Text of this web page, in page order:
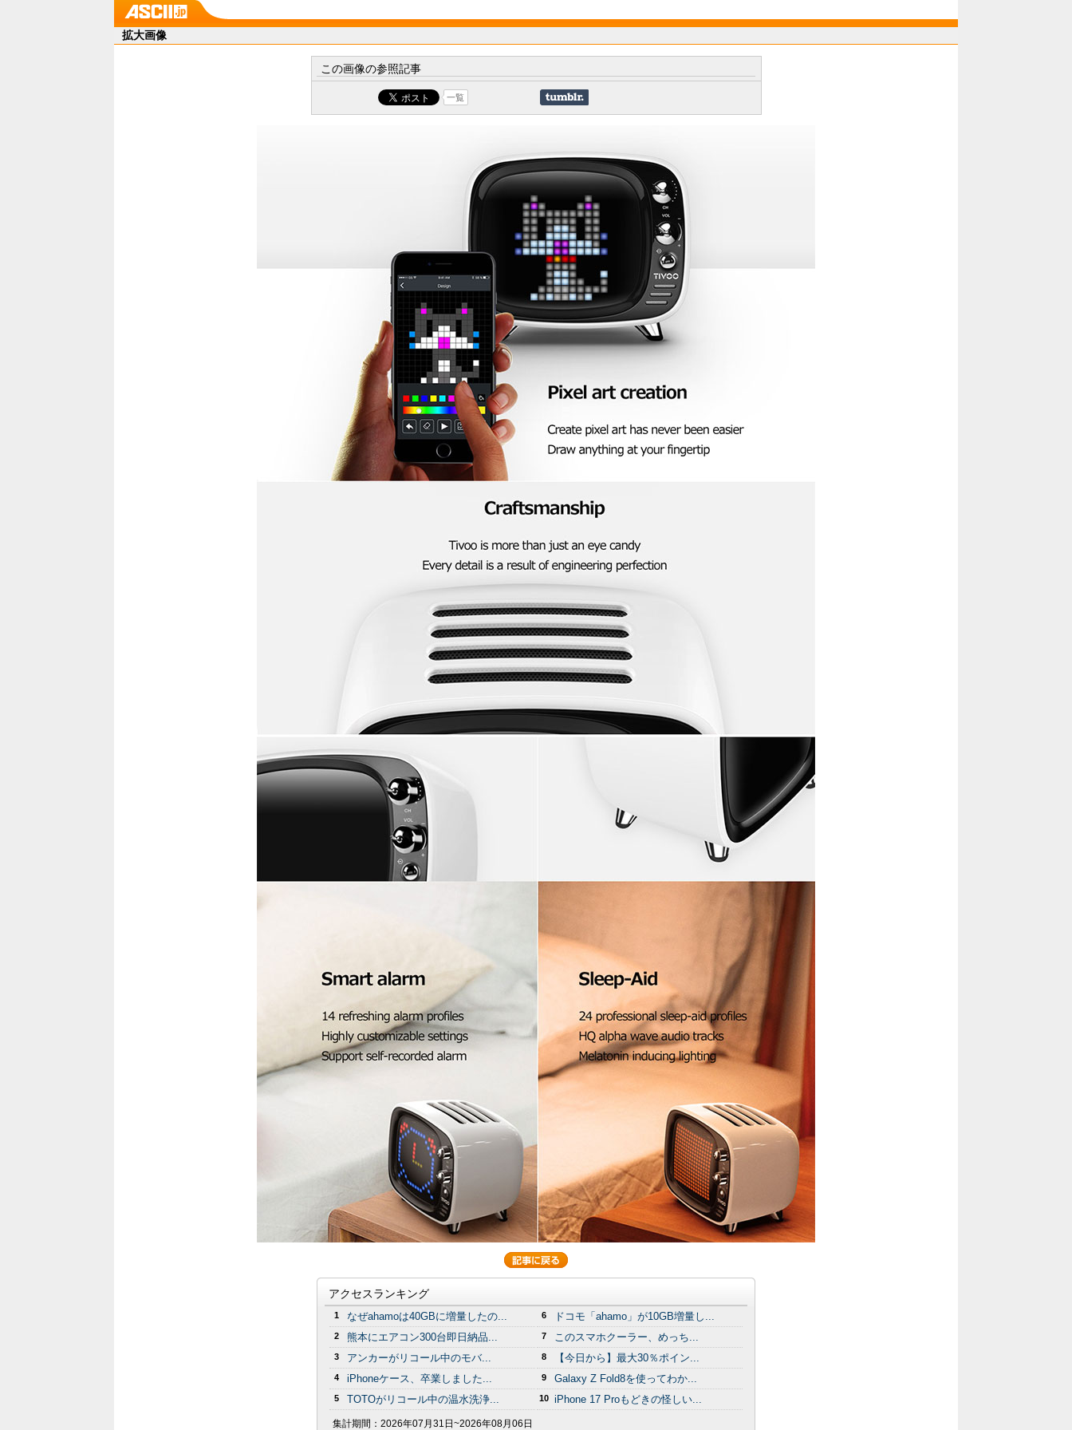
拡大画像
この画像の参照記事
一覧
アクセスランキング
1 なぜahamoは40GBに増量したの...
2 熊本にエアコン300台即日納品...
3 アンカーがリコール中のモバ...
4 iPhoneケース、卒業しました...
5 TOTOがリコール中の温水洗浄...
6 ドコモ「ahamo」が10GB増量し...
7 このスマホクーラー、めっち...
8 【今日から】最大30％ポイン...
9 Galaxy Z Fold8を使ってわか...
10 iPhone 17 Proもどきの怪しい...
集計期間： 2026年07月31日~2026年08月06日